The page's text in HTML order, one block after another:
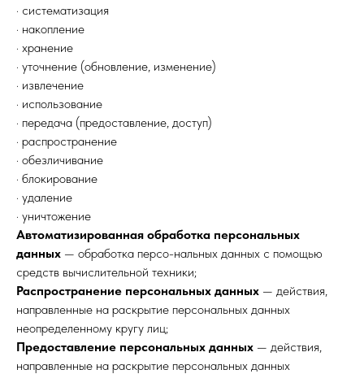
· систематизация
· накопление
· хранение
· уточнение (обновление, изменение)
· извлечение
· использование
· передача (предоставление, доступ)
· распространение
· обезличивание
· блокирование
· удаление
· уничтожение
Автоматизированная обработка персональных
данных — обработка персо-нальных данных с помощью
средств вычислительной техники;
Распространение персональных данных — действия,
направленные на раскрытие персональных данных
неопределенному кругу лиц;
Предоставление персональных данных — действия,
направленные на раскрытие персональных данных